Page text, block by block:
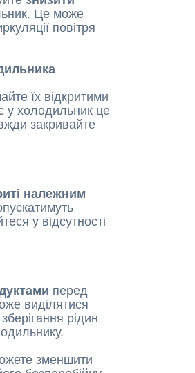
Це може
повітря
їх відкритими
у холодильник це
закривайте
належним
у відсутності
перед
виділятися
рідин
зменшити